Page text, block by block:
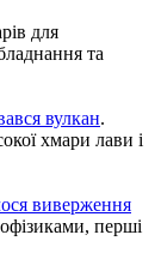
для
та
вулкан.
хмари лави і
виверження
перші